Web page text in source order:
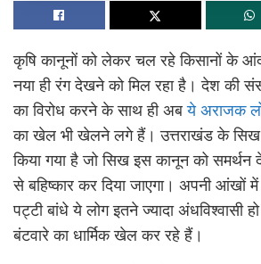
कृषि कानूनों को लेकर चल रहे किसानों के
नया ही रंग देखने को मिल रहा है। देश की
का विरोध करने के साथ ही अबये अराजक
का खेल भी खेलने लगे हैं। उत्तराखंड के सिख
किया गया है जो सिख इस कानून को
से बहिष्कार कर दिया जाएगा। अपनी आंखों
पट्टी बांधे ये लोग इतने ज्यादा अंधविश्वासी
बंटवारे का धार्मिक खेल कर रहे हैं।